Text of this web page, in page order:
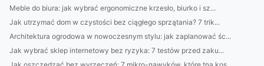
Meble do biura: jak wybrać ergonomiczne krzesło, biurko i sz...
Jak utrzymać dom w czystości bez ciągłego sprzątania? 7 trik...
Architektura ogrodowa w nowoczesnym stylu: jak zaplanować śc...
Jak wybrać sklep internetowy bez ryzyka: 7 testów przed zaku...